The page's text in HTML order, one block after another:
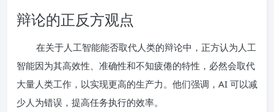
辩论的正反方观点
在关于人工智能能否取代人类的辩论中，正方认为人工
智能因为其高效性、准确性和不知疲倦的特性，必然会取代
大量人类工作，以实现更高的生产力。他们强调，AI 可以减
少人为错误，提高任务执行的效率。